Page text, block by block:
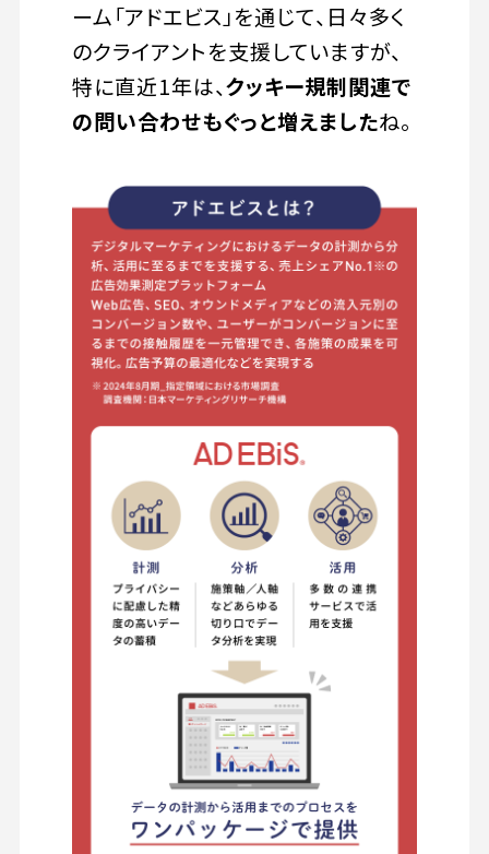
ーム「アドエビス」を通じて、日々多く
のクライアントを支援していますが、
特に直近1年は、クッキー規制関連で
の問い合わせもぐっと増えましたね。